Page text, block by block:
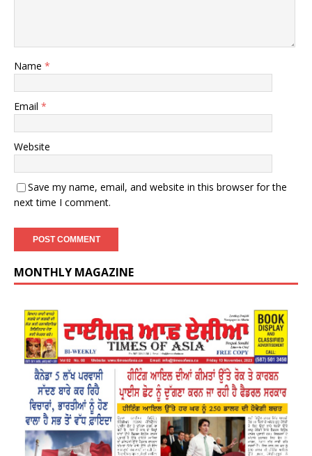
Name *
Email *
Website
Save my name, email, and website in this browser for the
next time I comment.
MONTHLY MAGAZINE